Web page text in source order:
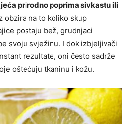
prirodno poprima sivkastu ili
obzira na to koliko skup
postaju bež, grudnjaci
svoju svježinu. I dok izbjeljivači
rezultate, oni često sadrže
oštećuju tkaninu i kožu.